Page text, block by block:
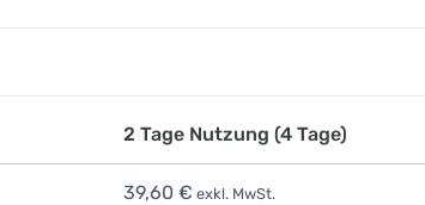
2 Tage Nutzung (4 Tage)
39,60 € exkl. MwSt.